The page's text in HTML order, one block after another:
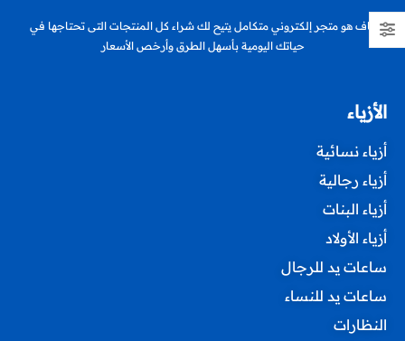
كاف هو متجر إلكتروني متكامل يتيح لك شراء كل المنتجات التى تحتاجها في
حياتك اليومية بأسهل الطرق وأرخص الأسعار
الأزياء
أزياء نسائية
أزياء رجالية
أزياء البنات
أزياء الأولاد
ساعات يد للرجال
ساعات يد للنساء
النظارات